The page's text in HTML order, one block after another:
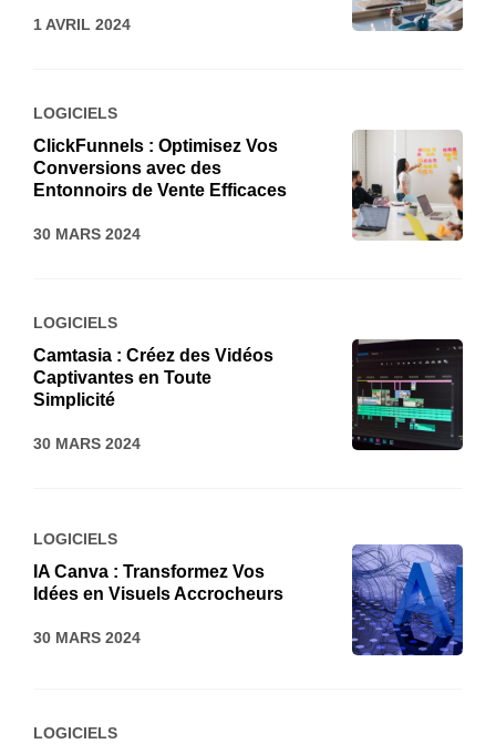
1 AVRIL 2024
LOGICIELS
ClickFunnels : Optimisez Vos
Conversions avec des
Entonnoirs de Vente Efficaces
30 MARS 2024
LOGICIELS
Camtasia : Créez des Vidéos
Captivantes en Toute
Simplicité
30 MARS 2024
LOGICIELS
IA Canva : Transformez Vos
Idées en Visuels Accrocheurs
30 MARS 2024
LOGICIELS